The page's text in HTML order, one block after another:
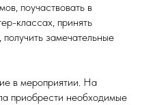
поучаствовать в
классах, принять
замечательные
в мероприятии. На
приобрести необходимые